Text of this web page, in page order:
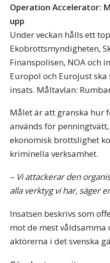
Operation Accelerator:
upp
Under veckan hålls ett
Ekobrottsmyndigheten,
Finanspolisen, NOA och
Europol och Eurojust
insats. Måltavlan:
Målet är att granska hur
används för
ekonomisk brottslighet
kriminella verksamhet.
– Vi attackerar den
alla verktyg vi har, säger
Insatsen beskrivs som
mot de mest våldsamma
aktörerna i det svenska